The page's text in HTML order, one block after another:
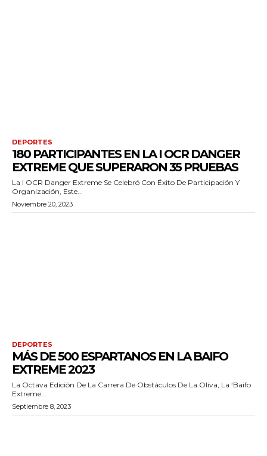
DEPORTES
180 PARTICIPANTES EN LA I OCR DANGER
EXTREME QUE SUPERARON 35 PRUEBAS
La I OCR Danger Extreme Se Celebró Con Éxito De Participación Y
Organización, Este...
Noviembre 20, 2023
DEPORTES
MÁS DE 500 ESPARTANOS EN LA BAIFO
EXTREME 2023
La Octava Edición De La Carrera De Obstáculos De La Oliva, La ‘Baifo
Extreme...
Septiembre 8, 2023